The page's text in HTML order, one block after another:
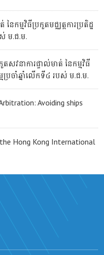
ៃកម្មវិធីប្រកួតមជ្ឈត្តការប្រតិដ្ឋ
ស់ ម.ជ.ម.
សវនាការផ្ទាល់មាត់ នៃកម្មវិធី
មប្រចាំឆ្នាំលើកទី៤ របស់ ម.ជ.ម.
Avoiding ships
Hong Kong International